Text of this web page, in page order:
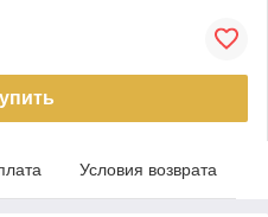
Условия возврата